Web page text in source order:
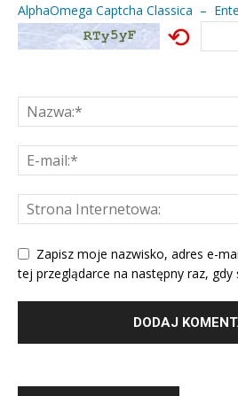
AlphaOmega Captcha Classica –
⟲
Zapisz moje nazwisko, adres e-
tej przeglądarce na następny raz, gdy